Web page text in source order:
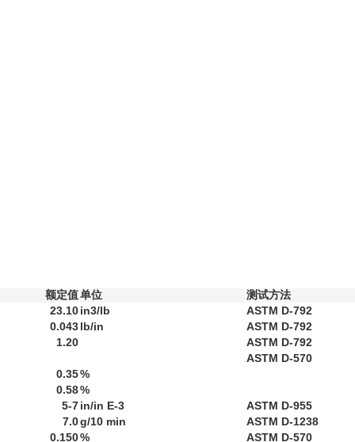
额定值单位
测试方法
23.10in3/lb
ASTM D-792
0.043lb/in
ASTM D-792
1.20
ASTM D-792
ASTM D-570
0.35%
0.58%
5-7in/in E-3
ASTM D-955
7.0g/10 min
ASTM D-1238
0.150% ASTM D-570